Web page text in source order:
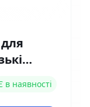
в наявності